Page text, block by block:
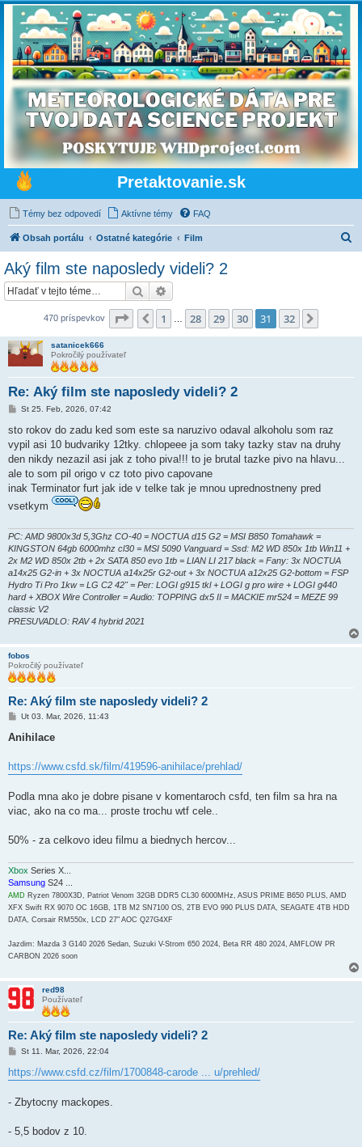
Pretaktovanie.sk
Témy bez odpovedí Aktívne témy FAQ
Obsah portálu Ostatné kategórie Film
Aký film ste naposledy videli? 2
Hľadať
470 príspevkov Strana 31z 32
Predchádzajúci
1 28 29 30 31 32
satanicek666
Pokročilý používateľ
Re: Aký film ste naposledy videli? 2
P
í
p
e
o
k
St 25. Feb, 2026, 07:42
sto rokov do zadu ked som este sa naruzivo odaval alkoholu som raz
vypil asi 10 budvariky 12tky. chlopeee ja som taky tazky stav na druhy
den nikdy nezazil asi jak z toho piva!!! to je brutal tazke pivo na hlavu...
ale to som pil origo v cz toto pivo capovane
inak Terminator furt jak ide v telke tak je mnou uprednostneny pred
vsetkym
PC: AMD 9800x3d 5,3Ghz CO-40 = NOCTUA d15 G2 = MSI B850 Tomahawk =
KINGSTON 64gb 6000mhz cl30 = MSI 5090 Vanguard = Ssd: M2 WD 850x 1tb Win11 +
2x M2 WD 850x 2tb + 2x SATA 850 evo 1tb = LIAN LI 217 black = Fany: 3x NOCTUA
a14x25 G2-in + 3x NOCTUA a14x25r G2-out + 3x NOCTUA a12x25 G2-bottom = FSP
Hydro Ti Pro 1kw = LG C2 42" = Per: LOGI g915 tkl + LOGI g pro wire + LOGI g440
hard + XBOX Wire Controller = Audio: TOPPING dx5 II = MACKIE mr524 = MEZE 99
classic V2
PRESUVADLO: RAV 4 hybrid 2021
fobos
Pokročilý používateľ
Re: Aký film ste naposledy videli? 2
P
í
e
v
k
Ut 03. Mar, 2026, 11:43
Anihilace
https://www.csfd.sk/film/419596-anihilace/prehlad/
Podla mna ako je dobre pisane v komentaroch csfd, ten film sa hra na
viac, ako na co ma... proste trochu wtf cele..
50% - za celkovo ideu filmu a biednych hercov...
Xbox Series X...
Samsung S24 ...
AMD Ryzen 7800X3D, Patriot Venom 32GB DDR5 CL30 6000MHz, ASUS PRIME B650 PLUS, AMD
XFX Swift RX 9070 OC 16GB, 1TB M2 SN7100 OS, 2TB EVO 990 PLUS DATA, SEAGATE 4TB HDD
DATA, Corsair RM550x, LCD 27" AOC Q27G4XF
Jazdim: Mazda 3 G140 2026 Sedan, Suzuki V-Strom 650 2024, Beta RR 480 2024, AMFLOW PR
CARBON 2026 soon
red98
Používateľ
Re: Aký film ste naposledy videli? 2
P
í
s
e
v
k
St 11. Mar, 2026, 22:04
https://www.csfd.cz/film/1700848-carode ... u/prehled/
- Zbytocny mackopes.
- 5,5 bodov z 10.